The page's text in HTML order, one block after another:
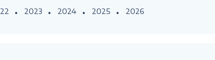
2023 2024 2025 2026